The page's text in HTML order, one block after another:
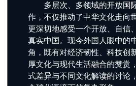
多层次、多领域的开放国
作，不仅推动了中华文化走向
更深切地感受一个开放、自信
真实中国。现今外国人眼中的
角，既有对经济韧性、科技创
厚文化与现代生活融合的赞赏‌
式差异与不同文化解读的讨论